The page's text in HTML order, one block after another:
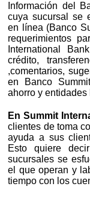
Información del
cuya sucursal se
en línea (Banco
requerimientos
International
crédito,
,comentarios,
en Banco
ahorro y entidades
En Summit
clientes de toma
ayuda a sus
Esto quiere
sucursales se
el que operan y
tiempo con los